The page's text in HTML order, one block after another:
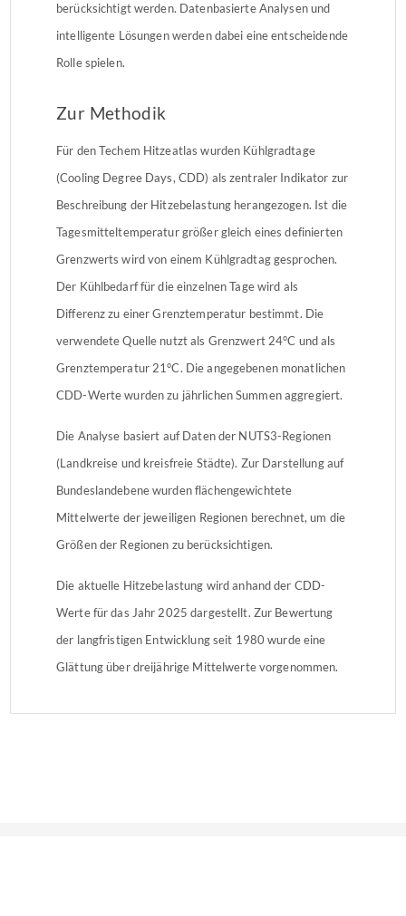
berücksichtigt werden. Datenbasierte Analysen und
intelligente Lösungen werden dabei eine entscheidende
Rolle spielen.
Zur Methodik
Für den Techem Hitzeatlas wurden Kühlgradtage
(Cooling Degree Days, CDD) als zentraler Indikator zur
Beschreibung der Hitzebelastung herangezogen. Ist die
Tagesmitteltemperatur größer gleich eines definierten
Grenzwerts wird von einem Kühlgradtag gesprochen.
Der Kühlbedarf für die einzelnen Tage wird als
Differenz zu einer Grenztemperatur bestimmt. Die
verwendete Quelle nutzt als Grenzwert 24°C und als
Grenztemperatur 21°C. Die angegebenen monatlichen
CDD-Werte wurden zu jährlichen Summen aggregiert.
Die Analyse basiert auf Daten der NUTS3-Regionen
(Landkreise und kreisfreie Städte). Zur Darstellung auf
Bundeslandebene wurden flächengewichtete
Mittelwerte der jeweiligen Regionen berechnet, um die
Größen der Regionen zu berücksichtigen.
Die aktuelle Hitzebelastung wird anhand der CDD-
Werte für das Jahr 2025 dargestellt. Zur Bewertung
der langfristigen Entwicklung seit 1980 wurde eine
Glättung über dreijährige Mittelwerte vorgenommen.